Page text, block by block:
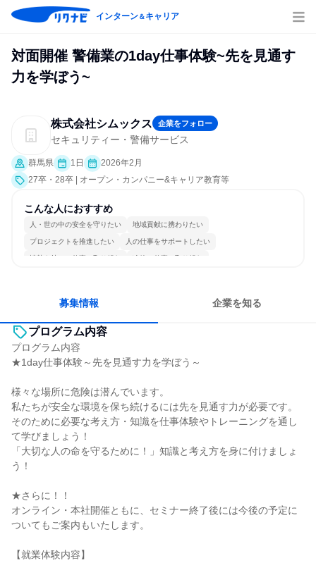
インターン＆キャリア
対面開催 警備業の1day仕事体験~先を見通す
力を学ぼう~
株式会社シムックス 企業をフォロー
セキュリティー・警備サービス
群馬県 1日
2026年2月
27卒・28卒 | オープン・カンパニー&キャリア教育等
こんな人におすすめ
人・世の中の安全を守りたい 地域貢献に携わりたい
プロジェクトを推進したい 人の仕事をサポートしたい
情熱を持って仕事に取り組む 冷静に仕事に取り組む
募集情報 企業を知る
プログラム内容
プログラム内容
★1day仕事体験～先を見通す力を学ぼう～
様々な場所に危険は潜んでいます。
私たちが安全な環境を保ち続けるには先を見通す力が必要です。
そのために必要な考え方・知識を仕事体験やトレーニングを通し
て学びましょう！
「大切な人の命を守るために！」知識と考え方を身に付けましょ
う！
★さらに！！
オンライン・本社開催ともに、セミナー終了後には今後の予定に
ついてもご案内もいたします。
【就業体験内容】